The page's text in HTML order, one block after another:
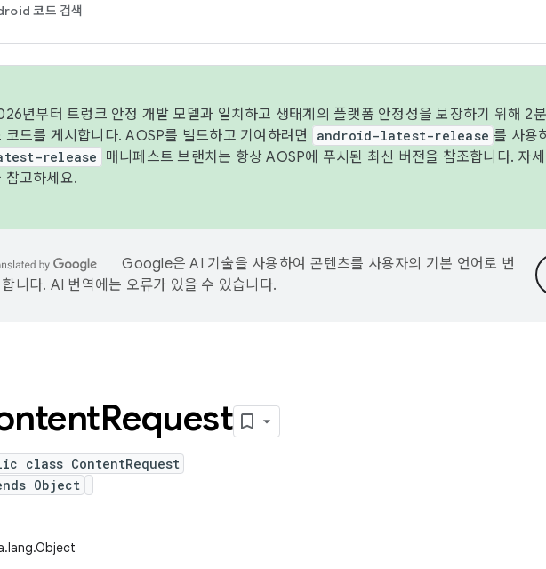
코드 검색
년부터 트렁크 안정 개발 모델과 일치하고 생태계의 플랫폼 안정성을 보장하기 위해 2
코드를 게시합니다. AOSP를 빌드하고 기여하려면
android-latest-release 를 사용
release
매니페스트 브랜치는 항상 AOSP에 푸시된 최신 버전을 참조합니다. 자
참고하세요.
Google은 AI 기술을 사용하여 콘텐츠를 사용자의 기본 언어로 번
니다. AI 번역에는 오류가 있을 수 있습니다.
Request
class ContentRequest
Object